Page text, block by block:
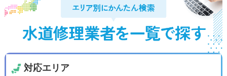
対応エリア